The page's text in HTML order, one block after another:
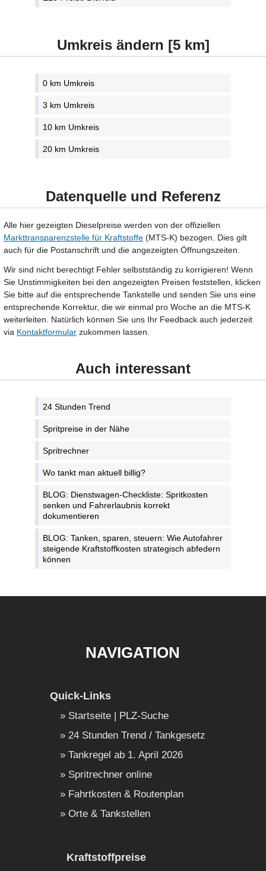
Umkreis ändern [5 km]
0 km Umkreis
3 km Umkreis
10 km Umkreis
20 km Umkreis
Datenquelle und Referenz
Alle hier gezeigten Dieselpreise werden von der offiziellen
Markttransparenzstelle für Kraftstoffe (MTS-K) bezogen. Dies gilt
auch für die Postanschrift und die angezeigten Öffnungszeiten.
Wir sind nicht berechtigt Fehler selbstständig zu korrigieren! Wenn
Sie Unstimmigkeiten bei den angezeigten Preisen feststellen, klicken
Sie bitte auf die entsprechende Tankstelle und senden Sie uns eine
entsprechende Korrektur, die wir einmal pro Woche an die MTS-K
weiterleiten. Natürlich können Sie uns Ihr Feedback auch jederzeit
via Kontaktformular zukommen lassen.
Auch interessant
24 Stunden Trend
Spritpreise in der Nähe
Spritrechner
Wo tankt man aktuell billig?
BLOG: Dienstwagen-Checkliste: Spritkosten
senken und Fahrerlaubnis korrekt
dokumentieren
BLOG: Tanken, sparen, steuern: Wie Autofahrer
steigende Kraftstoffkosten strategisch abfedern
können
NAVIGATION
Quick-Links
Startseite | PLZ-Suche
24 Stunden Trend / Tankgesetz
Tankregel ab 1. April 2026
Spritrechner online
Fahrtkosten & Routenplan
Orte & Tankstellen
Kraftstoffpreise